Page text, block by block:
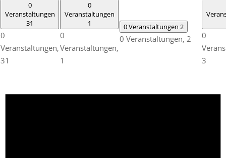
0
Veranstaltungen
31
0
Veranstaltungen,
31
0
Veranstaltungen
1
0
Veranstaltungen,
1
0 Veranstaltungen 2
0 Veranstaltungen, 2
0
3